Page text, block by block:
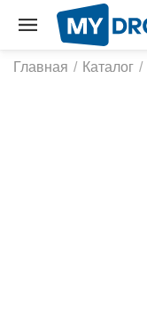
Главная / Каталог /